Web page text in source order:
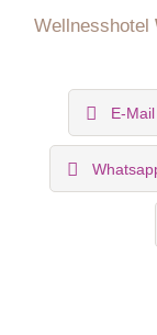
Wellnesshotel
E-Mail